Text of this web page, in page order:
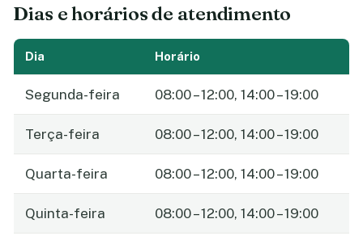
Dias e horários de atendimento
Dia Horário
Segunda-feira 08:00 – 12:00, 14:00 – 19:00
Terça-feira 08:00 – 12:00, 14:00 – 19:00
Quarta-feira 08:00 – 12:00, 14:00 – 19:00
Quinta-feira 08:00 – 12:00, 14:00 – 19:00